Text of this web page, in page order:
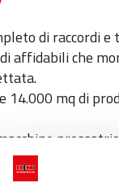
di raccordi
affidabili che
14.000 mq di